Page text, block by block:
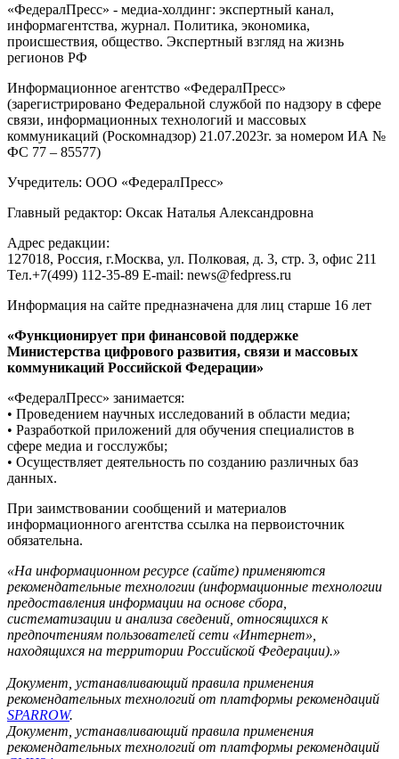
«ФедералПресс» - медиа-холдинг: экспертный канал,
информагентства, журнал. Политика, экономика,
происшествия, общество. Экспертный взгляд на жизнь
регионов РФ
Информационное агентство «ФедералПресс»
(зарегистрировано Федеральной службой по надзору в сфере
связи, информационных технологий и массовых
коммуникаций (Роскомнадзор) 21.07.2023г. за номером ИА №
ФС 77 – 85577)
Учредитель: ООО «ФедералПресс»
Главный редактор: Оксак Наталья Александровна
Адрес редакции:
127018, Россия, г.Москва, ул. Полковая, д. 3, стр. 3, офис 211
Тел.+7(499) 112-35-89 E-mail: news@fedpress.ru
Информация на сайте предназначена для лиц старше 16 лет
«Функционирует при финансовой поддержке
Министерства цифрового развития, связи и массовых
коммуникаций Российской Федерации»
«ФедералПресс» занимается:
• Проведением научных исследований в области медиа;
• Разработкой приложений для обучения специалистов в
сфере медиа и госслужбы;
• Осуществляет деятельность по созданию различных баз
данных.
При заимствовании сообщений и материалов
информационного агентства ссылка на первоисточник
обязательна.
«На информационном ресурсе (сайте) применяются
рекомендательные технологии (информационные технологии
предоставления информации на основе сбора,
систематизации и анализа сведений, относящихся к
предпочтениям пользователей сети «Интернет»,
находящихся на территории Российской Федерации).»
Документ, устанавливающий правила применения
рекомендательных технологий от платформы рекомендаций
SPARROW.
Документ, устанавливающий правила применения
рекомендательных технологий от платформы рекомендаций